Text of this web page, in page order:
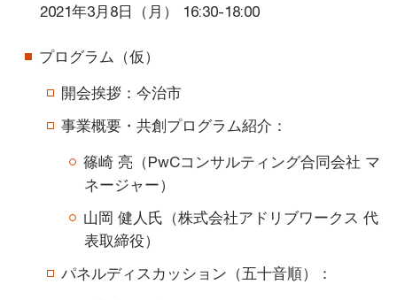
2021年3月8日（月） 16:30-18:00
プログラム（仮）
開会挨拶：今治市
事業概要・共創プログラム紹介：
篠崎 亮（PwCコンサルティング合同会社 マ
ネージャー）
山岡 健人氏（株式会社アドリブワークス 代
表取締役）
パネルディスカッション（五十音順）：